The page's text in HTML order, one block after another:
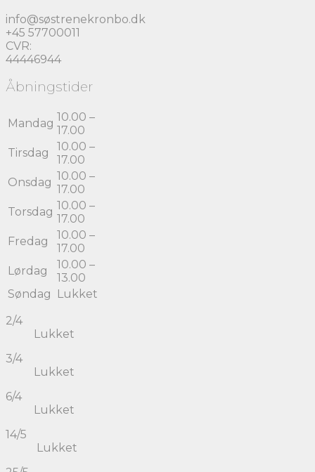
info@søstrenekronbo.dk
+45 57700011
CVR:
44446944
Åbningstider
Mandag 10.00 –
17.00
Tirsdag
10.00 –
17.00
Onsdag 10.00 –
17.00
Torsdag 10.00 –
17.00
Fredag
10.00 –
17.00
Lørdag
10.00 –
13.00
Søndag
Lukket
2/4
Lukket
3/4
Lukket
6/4
Lukket
14/5
Lukket